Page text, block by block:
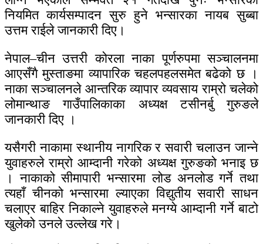
नियमित कार्यसम्पादन सुरु हुने भन्सारका नायब सुब्बा
उत्तम राईले जानकारी दिए।
नेपाल–चीन उत्तरी कोरला नाका पूर्णरुपमा सञ्चालनमा
आएसँगै मुस्ताङमा व्यापारिक चहलपहलसमेत बढेको छ ।
नाका सञ्चालनले आन्तरिक व्यापार व्यवसाय राम्रो चलेको
लोमान्थाङ गाउँपालिकाका अध्यक्ष टसीनर्बु गुरुङले
जानकारी दिए ।
यसैगरी नाकामा स्थानीय नागरिक र सवारी चलाउन जान्ने
युवाहरुले राम्रो आम्दानी गरेको अध्यक्ष गुरुङको भनाइ छ
। नाकाको सीमापारी भन्सारमा लोड अनलोड गर्ने तथा
त्यहाँ चीनको भन्सारमा ल्याएका विद्युतीय सवारी साधन
चलाएर बाहिर निकाल्ने युवाहरुले मनग्ये आम्दानी गर्ने बाटो
खुलेको उनले उल्लेख गरे।